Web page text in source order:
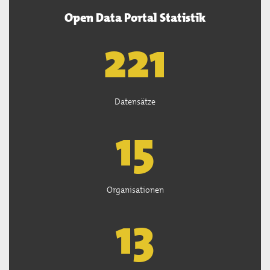
Open Data Portal Statistik
222
Datensätze
15
Organisationen
13